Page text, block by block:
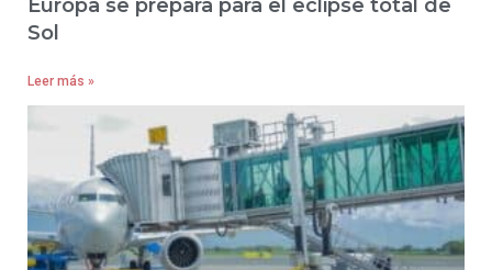
Europa se prepara para el eclipse total de
Sol
Leer más »